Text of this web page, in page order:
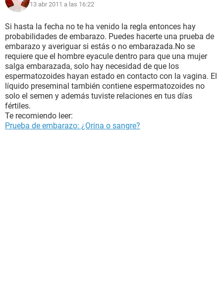
13 abr 2011 a las 16:22
Si hasta la fecha no te ha venido la regla entonces hay
probabilidades de embarazo. Puedes hacerte una prueba de
embarazo y averiguar si estás o no embarazada.No se
requiere que el hombre eyacule dentro para que una mujer
salga embarazada, solo hay necesidad de que los
espermatozoides hayan estado en contacto con la vagina. El
líquido preseminal también contiene espermatozoides no
solo el semen y además tuviste relaciones en tus días
fértiles.
Te recomiendo leer:
Prueba de embarazo: ¿Orina o sangre?